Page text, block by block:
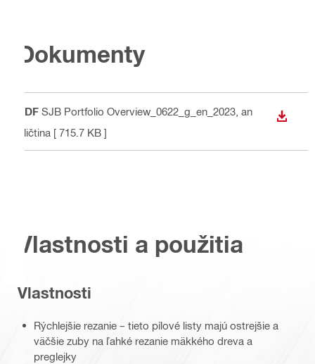
Dokumenty
PDF SJB Portfolio Overview_0622_g_en_2023 , an
gličtina [ 715.7 KB ]
Vlastnosti a použitia
Vlastnosti
Rýchlejšie rezanie – tieto pílové listy majú ostrejšie a
väčšie zuby na ľahké rezanie mäkkého dreva a
preglejky